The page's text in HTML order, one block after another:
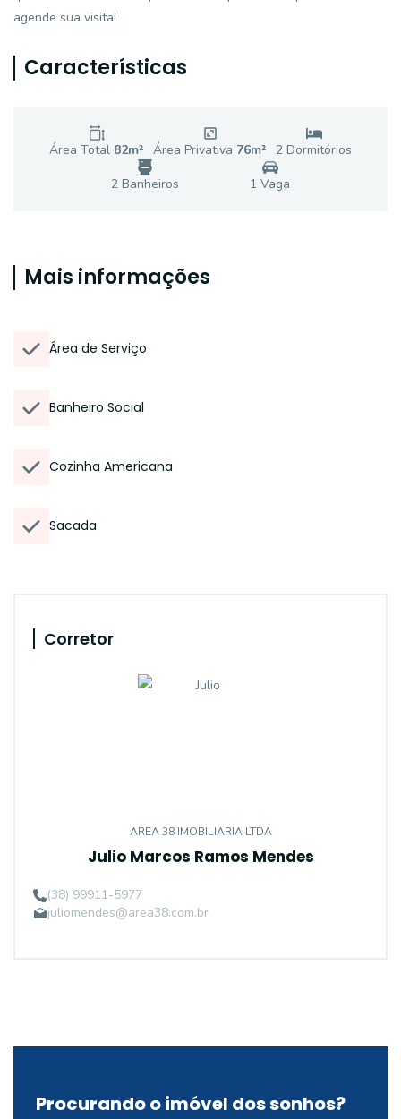
agende sua visita!
Características
Área Total 82m² Área Privativa 76m² 2 Dormitórios
2 Banheiros 1 Vaga
Mais informações
Área de Serviço
Banheiro Social
Cozinha Americana
Sacada
Corretor
AREA 38 IMOBILIARIA LTDA
Julio Marcos Ramos Mendes
(38) 99911-5977
juliomendes@area38.com.br
Procurando o imóvel dos sonhos?